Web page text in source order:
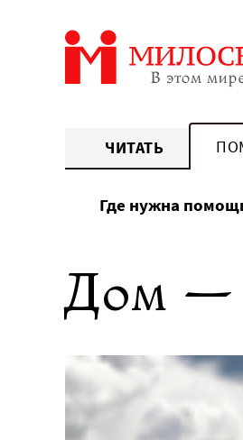
ЧИТАТЬ
Где нужна
Дом —